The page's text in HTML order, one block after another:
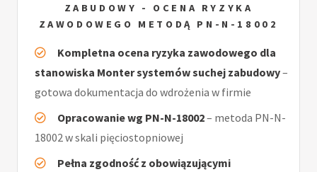
ZABUDOWY - OCENA RYZYKA
ZAWODOWEGO METODĄ PN-N-18002
Kompletna ocena ryzyka zawodowego dla
stanowiska Monter systemów suchej zabudowy–
gotowa dokumentacja do wdrożenia w firmie
Opracowanie wg PN-N-18002– metoda PN-N-
18002 w skali pięciostopniowej
Pełna zgodność z obowiązującymi